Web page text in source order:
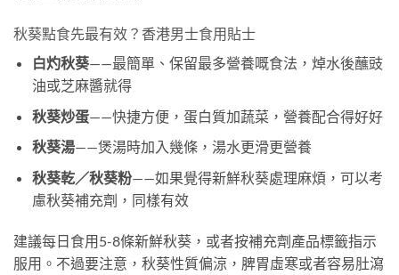
秋葵點食先最有效？香港男士食用貼士
白灼秋葵——最簡單、保留最多營養嘅食法，焯水後蘸豉
油或芝麻醬就得
秋葵炒蛋——快捷方便，蛋白質加蔬菜，營養配合得好好
秋葵湯——煲湯時加入幾條，湯水更滑更營養
秋葵乾／秋葵粉——如果覺得新鮮秋葵處理麻煩，可以考
慮秋葵補充劑，同樣有效
建議每日食用5-8條新鮮秋葵，或者按補充劑產品標籤指示
服用。不過要注意，秋葵性質偏涼，脾胃虛寒或者容易肚瀉